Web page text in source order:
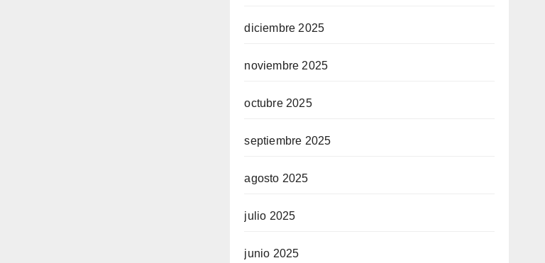
diciembre 2025
noviembre 2025
octubre 2025
septiembre 2025
agosto 2025
julio 2025
junio 2025